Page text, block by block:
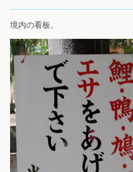
境内の看板。